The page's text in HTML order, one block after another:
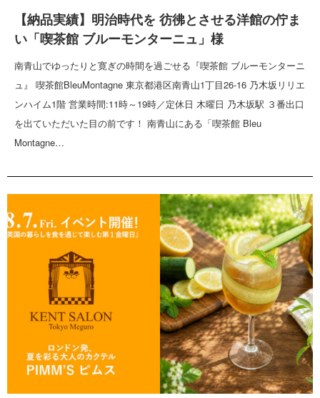
【納品実績】明治時代を 彷彿とさせる洋館の佇ま
い「喫茶館 ブルーモンターニュ」様
南青山でゆったりと寛ぎの時間を過ごせる『喫茶館 ブルーモンターニ
ュ』 喫茶館BleuMontagne 東京都港区南青山1丁目26-16 乃木坂リリエ
ンハイム1階 営業時間:11時～19時／定休日 木曜日 乃木坂駅 ３番出口
を出ていただいた目の前です！ 南青山にある「喫茶館 Bleu
Montagne…